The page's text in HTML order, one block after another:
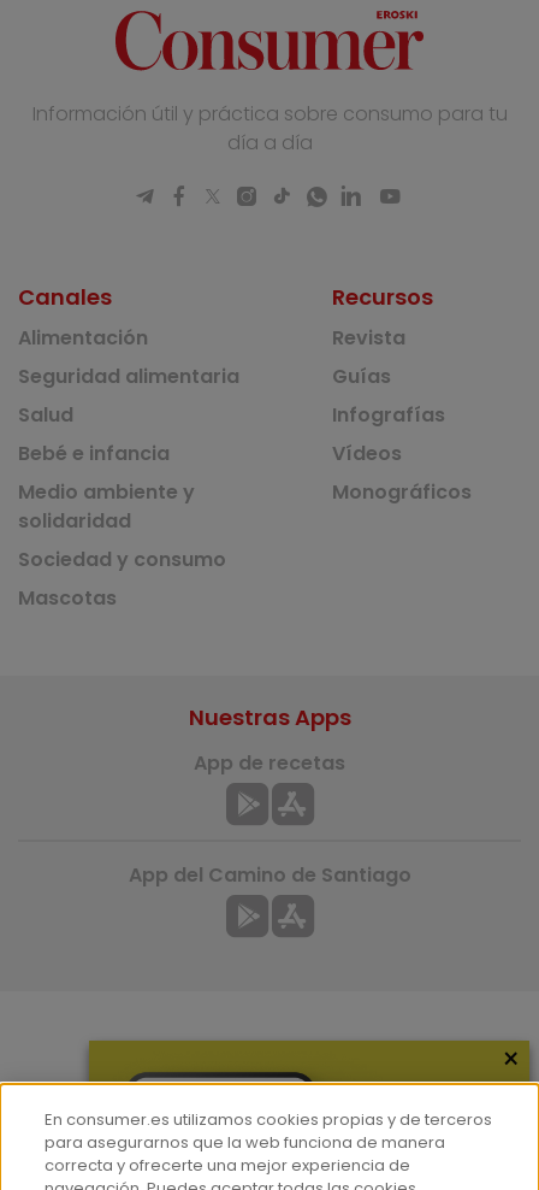
Información útil y práctica sobre consumo para tu
día a día
Canales
Alimentación
Seguridad alimentaria
Salud
Bebé e infancia
Medio ambiente y
solidaridad
Sociedad y consumo
Mascotas
Recursos
Revista
Guías
Infografías
Vídeos
Monográficos
Hemeroteca
Contacto
Nuestras Apps
App de recetas
App del Camino de Santiago
×
En consumer.es utilizamos cookies propias y de terceros
para asegurarnos que la web funciona de manera
correcta y ofrecerte una mejor experiencia de